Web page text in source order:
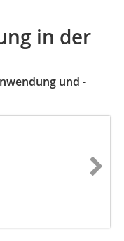
in der
und -